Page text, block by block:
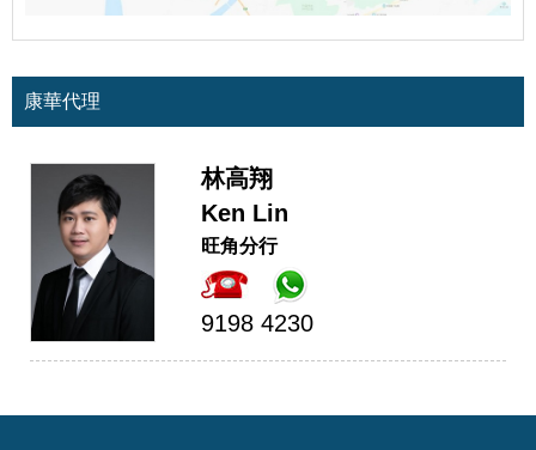
康華代理
林高翔
Ken Lin
旺角分行
9198 4230